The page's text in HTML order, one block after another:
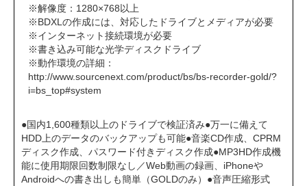
※解像度：1280×768以上
※BDXLの作成には、対応したドライブとメディアが必要
※インターネット接続環境が必要
※書き込み可能な光学ディスクドライブ
※動作環境の詳細：
http://www.sourcenext.com/product/bs/bs-recorder-gold/?
i=bs_top#system
●国内1,600種類以上のドライブで検証済み●万一に備えて
HDD上のデータのバックアップも可能●音楽CD作成、CPRM
ディスク作成、パスワード付きディスク作成●MP3HD作成機
能に使用期限回数制限なし／Web動画の録画、iPhoneや
Androidへの書き出しも簡単（GOLDのみ）●音声圧縮形式